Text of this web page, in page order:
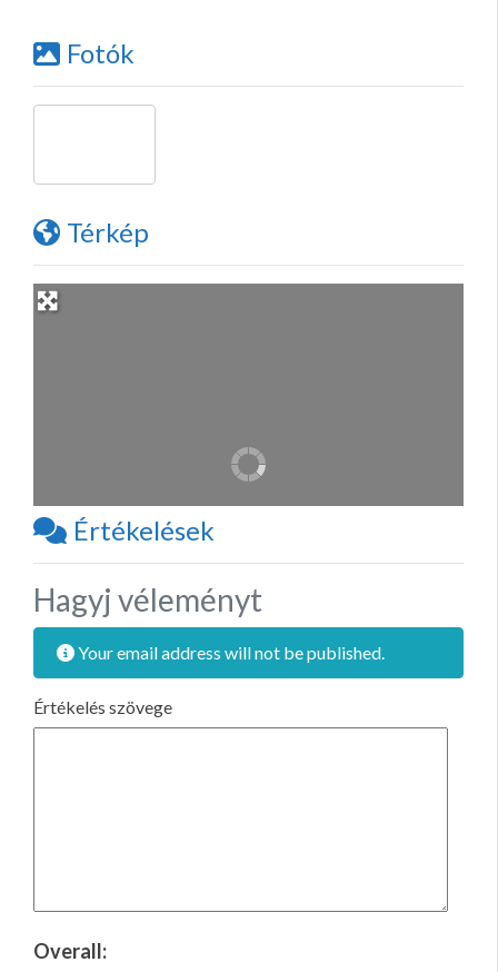
Fotók
Térkép
Értékelések
Hagyj véleményt
Your email address will not be published.
Értékelés szövege
Overall: